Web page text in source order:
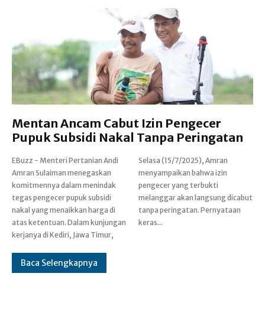
Mentan Ancam Cabut Izin Pengecer
Pupuk Subsidi Nakal Tanpa Peringatan
EBuzz - Menteri Pertanian Andi
Amran Sulaiman menegaskan
komitmennya dalam menindak
tegas pengecer pupuk subsidi
nakal yang menaikkan harga di
atas ketentuan. Dalam kunjungan
kerjanya di Kediri, Jawa Timur,
Selasa (15/7/2025), Amran
menyampaikan bahwa izin
pengecer yang terbukti
melanggar akan langsung dicabut
tanpa peringatan. Pernyataan
keras...
Baca Selengkapnya